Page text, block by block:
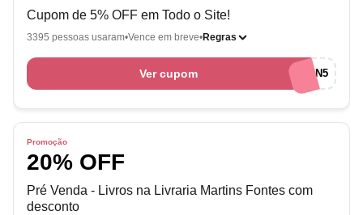
Cupom de 5% OFF em Todo o Site!
3395 pessoas usaram Vence em breve Regras
Ver cupom AFILIADOSRAKUTEN5
Promoção
20% OFF
Pré Venda - Livros na Livraria Martins Fontes com
desconto